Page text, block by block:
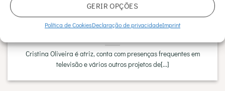
GERIR OPÇÕES
Política de CookiesDeclaração de privacidadeImprint
Cristina Oliveira é atriz, conta com presenças frequentes em
televisão e vários outros projetos de[...]